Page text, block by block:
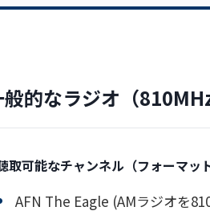
的なラジオ（810MHz
取可能なチャンネル（フォーマット
AFN The Eagle (AMラジオを